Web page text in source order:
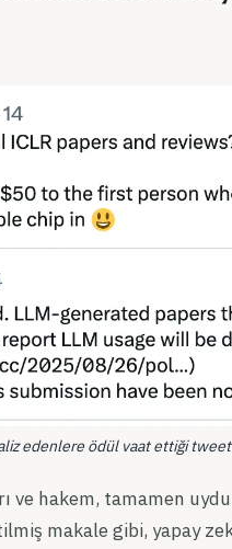
edenlere ödül vaat ettiği
ve hakem, tamamen
makale gibi, yapay